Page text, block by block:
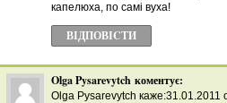
капелюха, по самі вуха!
ВІДПОВІCТИ
Olga Pysarevytch коментує:
Olga Pysarevytch каже:31.01.2011